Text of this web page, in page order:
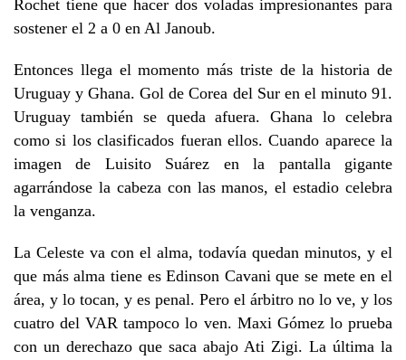
Rochet tiene que hacer dos voladas impresionantes para
sostener el 2 a 0 en Al Janoub.
Entonces llega el momento más triste de la historia de
Uruguay y Ghana. Gol de Corea del Sur en el minuto 91.
Uruguay también se queda afuera. Ghana lo celebra
como si los clasificados fueran ellos. Cuando aparece la
imagen de Luisito Suárez en la pantalla gigante
agarrándose la cabeza con las manos, el estadio celebra
la venganza.
La Celeste va con el alma, todavía quedan minutos, y el
que más alma tiene es Edinson Cavani que se mete en el
área, y lo tocan, y es penal. Pero el árbitro no lo ve, y los
cuatro del VAR tampoco lo ven. Maxi Gómez lo prueba
con un derechazo que saca abajo Ati Zigi. La última la